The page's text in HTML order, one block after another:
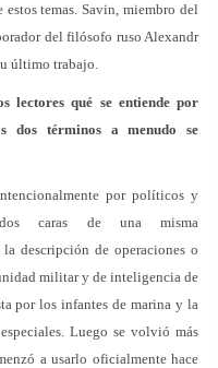
temas. Savin, miembro del
del filósofo ruso Alexandr
último trabajo.
lectores qué se entiende por
dos términos a menudo se
por políticos y
caras de una misma
descripción de operaciones o
militar y de inteligencia de
por los infantes de marina y la
Luego se volvió más
a usarlo oficialmente hace